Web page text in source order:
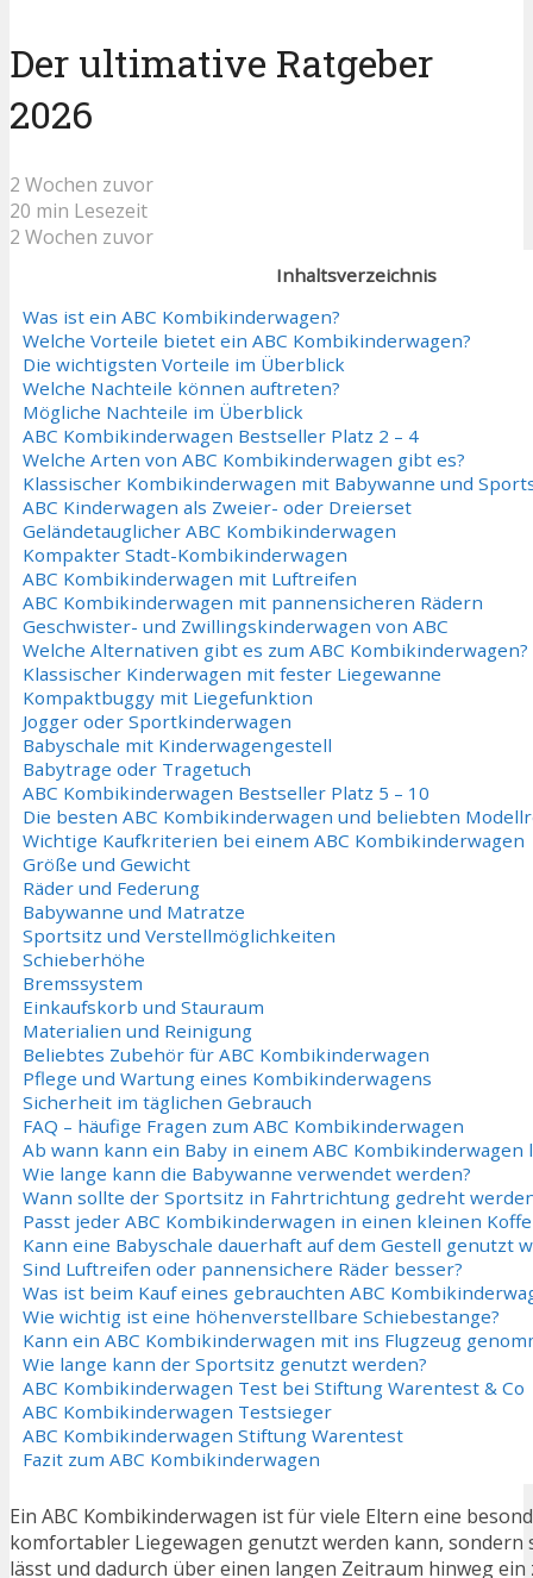
Der ultimative Ratgeber
2026
2 Wochen zuvor
20 min Lesezeit
2 Wochen zuvor
Inhaltsverzeichnis
Was ist ein ABC Kombikinderwagen?
Welche Vorteile bietet ein ABC Kombikinderwagen?
Die wichtigsten Vorteile im Überblick
Welche Nachteile können auftreten?
Mögliche Nachteile im Überblick
ABC Kombikinderwagen Bestseller Platz 2 – 4
Welche Arten von ABC Kombikinderwagen gibt es?
Klassischer Kombikinderwagen mit Babywanne und
ABC Kinderwagen als Zweier- oder Dreierset
Geländetauglicher ABC Kombikinderwagen
Kompakter Stadt-Kombikinderwagen
ABC Kombikinderwagen mit Luftreifen
ABC Kombikinderwagen mit pannensicheren Rädern
Geschwister- und Zwillingskinderwagen von ABC
Welche Alternativen gibt es zum ABC Kombikinderwagen?
Klassischer Kinderwagen mit fester Liegewanne
Kompaktbuggy mit Liegefunktion
Jogger oder Sportkinderwagen
Babyschale mit Kinderwagengestell
Babytrage oder Tragetuch
ABC Kombikinderwagen Bestseller Platz 5 – 10
Die besten ABC Kombikinderwagen und beliebten
Wichtige Kaufkriterien bei einem ABC Kombikinderwagen
Größe und Gewicht
Räder und Federung
Babywanne und Matratze
Sportsitz und Verstellmöglichkeiten
Schieberhöhe
Bremssystem
Einkaufskorb und Stauraum
Materialien und Reinigung
Beliebtes Zubehör für ABC Kombikinderwagen
Pflege und Wartung eines Kombikinderwagens
Sicherheit im täglichen Gebrauch
FAQ – häufige Fragen zum ABC Kombikinderwagen
Ab wann kann ein Baby in einem ABC Kombikinderwagen
Wie lange kann die Babywanne verwendet werden?
Wann sollte der Sportsitz in Fahrtrichtung gedreht
Passt jeder ABC Kombikinderwagen in einen kleinen
Kann eine Babyschale dauerhaft auf dem Gestell genutzt
Sind Luftreifen oder pannensichere Räder besser?
Was ist beim Kauf eines gebrauchten ABC
Wie wichtig ist eine höhenverstellbare Schiebestange?
Kann ein ABC Kombikinderwagen mit ins Flugzeug
Wie lange kann der Sportsitz genutzt werden?
ABC Kombikinderwagen Test bei Stiftung Warentest & Co
ABC Kombikinderwagen Testsieger
ABC Kombikinderwagen Stiftung Warentest
Fazit zum ABC Kombikinderwagen
Ein ABC Kombikinderwagen ist für viele Eltern eine
komfortabler Liegewagen genutzt werden kann,
lässt und dadurch über einen langen Zeitraum hinweg